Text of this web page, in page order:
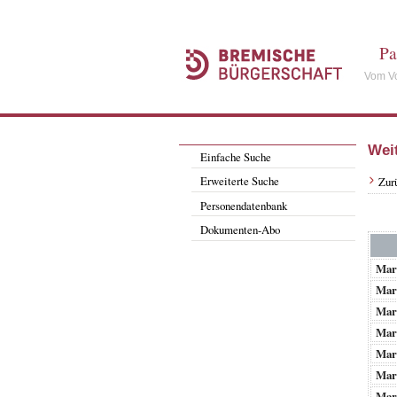
Vom
Einfache Suche
Erweiterte Suche
Personendatenbank
Dokumenten-Abo